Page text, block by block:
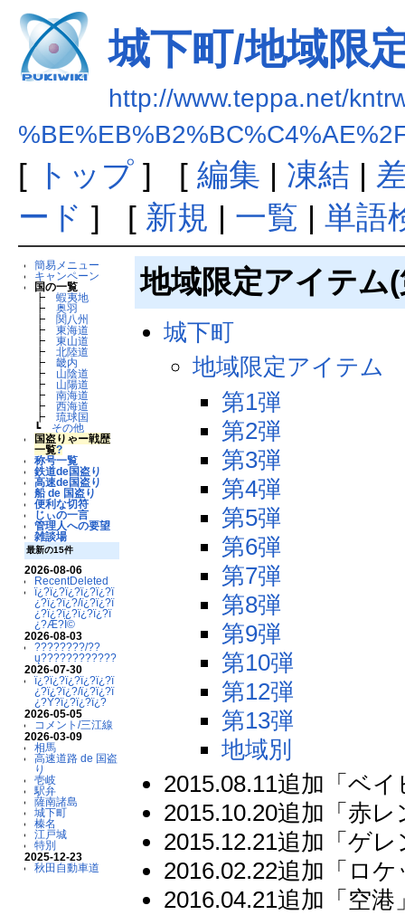
城下町/地域限
http://www.teppa.net/
[ トップ] [ 編集 | 凍結 |
ード ] [ 新規 | 一覧 | 単語
簡易メニュー
キャンペーン
国の一覧
┣蝦夷地
┣奥羽
┣ 関八州
┣東海道
┣東山道
┣北陸道
┣畿内
┣ 山陰道
┣ 山陽道
┣南海道
┣西海道
┣琉球国
┗ その他
国盗りゃー戦歴
一覧?
称号一覧
鉄道de国盗り
高速de国盗り
船 de 国盗り
便利な切符
じぃの一言
管理人への要望
雑談場
最新の15件
2026-08-06
RecentDeleted
ï¿?ï¿?ï¿?ï¿?ï¿?ï
¿?ï¿?ï¿?/ï¿?ï¿?ï
¿?ï¿?ï¿?ï¿?ï¿?ï
¿?Æ?Ï©
2026-08-03
????????/??
ų????????????
2026-07-30
ï¿?ï¿?ï¿?ï¿?ï¿?ï
¿?ï¿?ï¿?/ï¿?ï¿?ï
¿?Ý?ï¿?ï¿?ï¿?
2026-05-05
コメント/三江線
2026-03-09
相馬
高速道路 de 国盗
り
壱岐
駅弁
薩南諸島
城下町
榛名
江戸城
特別
2025-12-23
秋田自動車道
地域限定アイテム
城下町
地域限定アイテム
第1弾
第2弾
第3弾
第4弾
第5弾
第6弾
第7弾
第8弾
第9弾
第10弾
第12弾
第13弾
地域別
2015.08.11追加「ベ
2015.10.20追加「赤レ
2015.12.21追加「ゲ
2016.02.22追加「ロ
2016.04.21追加「空港